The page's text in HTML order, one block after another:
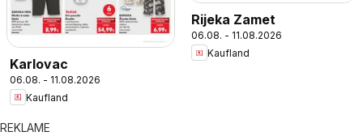
Karlovac
06.08. - 11.08.2026
Kaufland
Rijeka Zamet
06.08. - 11.08.2026
Kaufland
REKLAME